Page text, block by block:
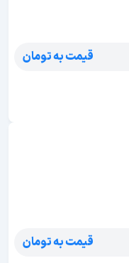
قیمت به تومان
قیمت به تومان